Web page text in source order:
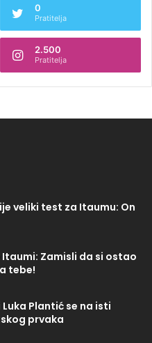
0
Pratitelja
2.500
Pratitelja
veliki test za Itaumu: On
Zamisli da si ostao
tebe!
Plantić se na isti
prvaka